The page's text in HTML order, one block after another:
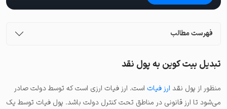
فهرست مطالب
تبدیل بیت کوین به پول نقد
منظور از پول نقد ارز فیات است. ارز فیات ارزی است که توسط دولت صادر
می‌شود تا ارز قانونی در مناطق تحت کنترل دولت باشد. پول فیات توسط یک